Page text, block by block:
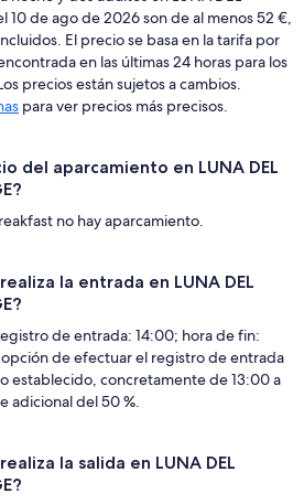
10 de ago de 2026 son de al menos 52 €,
El precio se basa en la tarifa por
en las últimas 24 horas para los
precios están sujetos a cambios.
para ver precios más precisos.
del aparcamiento en LUNA DEL
no hay aparcamiento.
la entrada en LUNA DEL
de entrada: 14:00; hora de fin:
opción de efectuar el registro de entrada
establecido, concretamente de 13:00 a
adicional del 50 %.
la salida en LUNA DEL